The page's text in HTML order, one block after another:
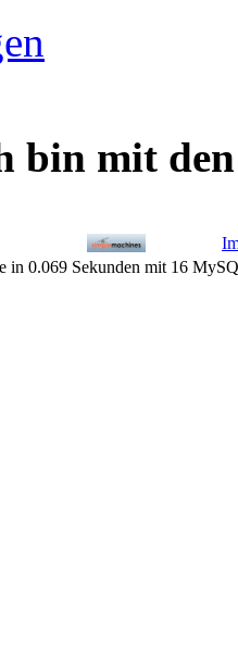
bin mit
in 0.069 Sekunden mit 16